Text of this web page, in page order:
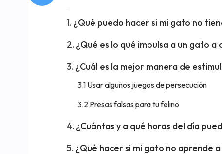
¿Qué puedo hacer si mi gato no
¿Qué es lo qué impulsa a un gato a
¿Cuál es la mejor manera de
Usar algunos juegos de persecución
Presas falsas para tu felino
¿Cuántas y a qué horas del día
¿Qué hacer si mi gato no aprende